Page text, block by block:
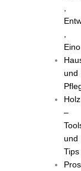
und
–
und
Tips